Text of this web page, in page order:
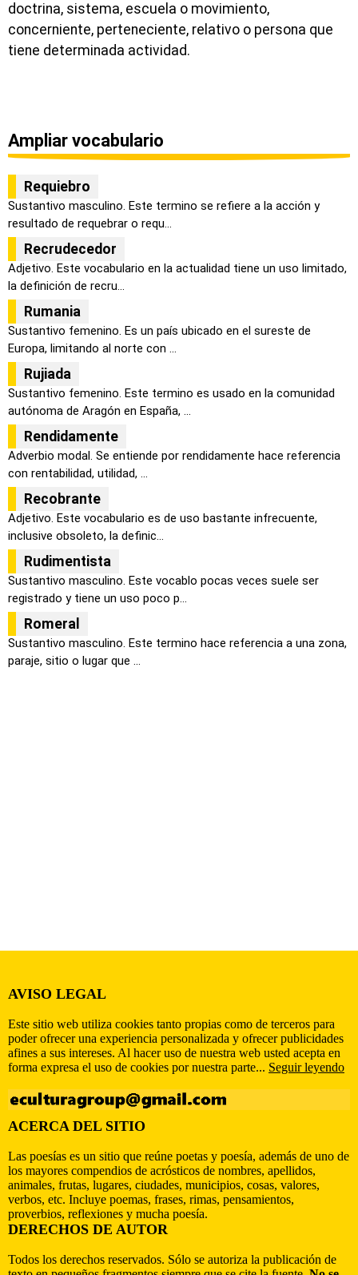
doctrina, sistema, escuela o movimiento,
concerniente, perteneciente, relativo o persona que
tiene determinada actividad.
Ampliar vocabulario
Requiebro
Sustantivo masculino. Este termino se refiere a la acción y
resultado de requebrar o requ...
Recrudecedor
Adjetivo. Este vocabulario en la actualidad tiene un uso limitado,
la definición de recru...
Rumania
Sustantivo femenino. Es un país ubicado en el sureste de
Europa, limitando al norte con ...
Rujiada
Sustantivo femenino. Este termino es usado en la comunidad
autónoma de Aragón en España, ...
Rendidamente
Adverbio modal. Se entiende por rendidamente hace referencia
con rentabilidad, utilidad, ...
Recobrante
Adjetivo. Este vocabulario es de uso bastante infrecuente,
inclusive obsoleto, la definic...
Rudimentista
Sustantivo masculino. Este vocablo pocas veces suele ser
registrado y tiene un uso poco p...
Romeral
Sustantivo masculino. Este termino hace referencia a una zona,
paraje, sitio o lugar que ...
AVISO LEGAL
Este sitio web utiliza cookies tanto propias como de terceros para
poder ofrecer una experiencia personalizada y ofrecer publicidades
afines a sus intereses. Al hacer uso de nuestra web usted acepta en
forma expresa el uso de cookies por nuestra parte... Seguir leyendo
ACERCA DEL SITIO
Las poesías es un sitio que reúne poetas y poesía, además de uno de
los mayores compendios de acrósticos de nombres, apellidos,
animales, frutas, lugares, ciudades, municipios, cosas, valores,
verbos, etc. Incluye poemas, frases, rimas, pensamientos,
proverbios, reflexiones y mucha poesía.
DERECHOS DE AUTOR
Todos los derechos reservados. Sólo se autoriza la publicación de